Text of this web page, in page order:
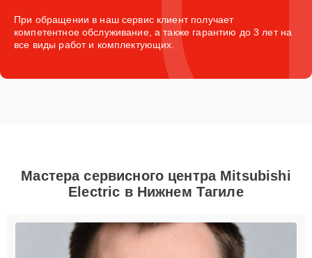
При обращении в наш сервис клиент получает
компетентное обслуживание, а также гарантию до 3 лет на
все виды работ и комплектующих.
Мастера сервисного центра Mitsubishi
Electric в Нижнем Тагиле